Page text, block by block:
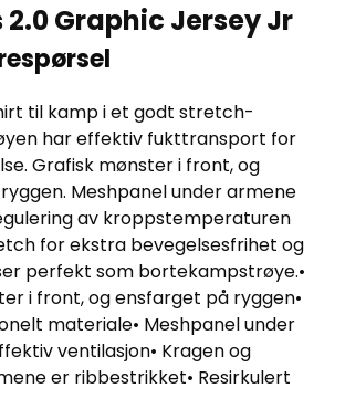
2.0 Graphic Jersey Jr
til kamp i et godt stretch-
har effektiv fukttransport for
Grafisk mønster i front, og
Meshpanel under armene
av kroppstemperaturen
for ekstra bevegelsesfrihet og
perfekt som bortekampstrøye.•
i front, og ensfarget på ryggen•
materiale• Meshpanel under
ventilasjon• Kragen og
er ribbestrikket• Resirkulert